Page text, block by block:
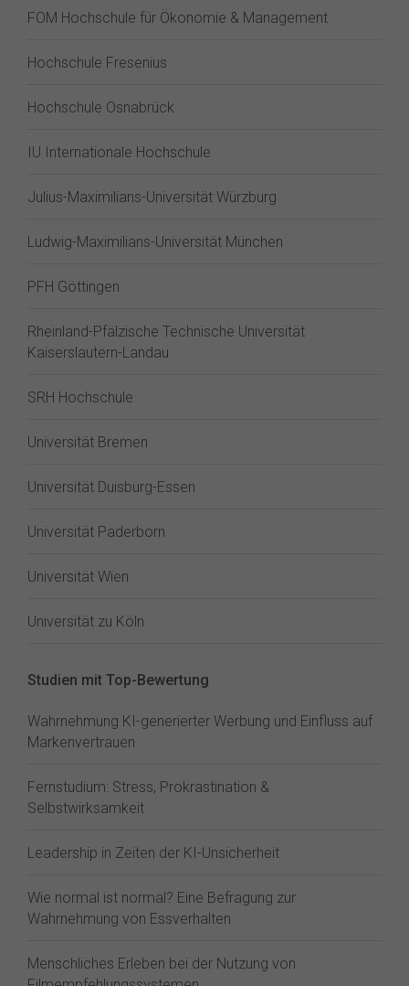
FOM Hochschule für Ökonomie & Management
Hochschule Fresenius
Hochschule Osnabrück
IU Internationale Hochschule
Julius-Maximilians-Universität Würzburg
Ludwig-Maximilians-Universität München
PFH Göttingen
Rheinland-Pfälzische Technische Universität
Kaiserslautern-Landau
SRH Hochschule
Universität Bremen
Universität Duisburg-Essen
Universität Paderborn
Universität Wien
Universität zu Köln
Studien mit Top-Bewertung
Wahrnehmung KI-generierter Werbung und Einfluss auf
Markenvertrauen
Fernstudium: Stress, Prokrastination &
Selbstwirksamkeit
Leadership in Zeiten der KI-Unsicherheit
Wie normal ist normal? Eine Befragung zur
Wahrnehmung von Essverhalten
Menschliches Erleben bei der Nutzung von